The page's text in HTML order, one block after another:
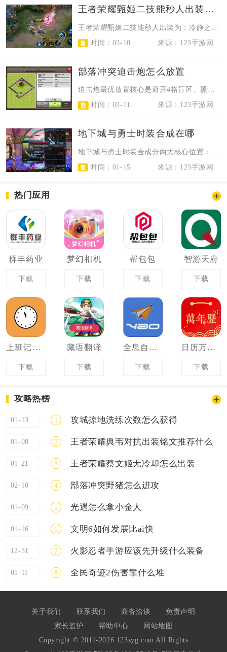
王者荣耀甄姬二技能秒人出装怎么出
时间：03-10
来源：123手游网
部落冲突迫击炮怎么放置
迫击炮最优放置核心是避开4格盲区、覆盖关键路径、形成交叉火力并靠城墙与单点防...
时间：03-11
来源：123手游网
地下城与勇士时装合成在哪
时间：01-15
来源：123手游网
热门应用
群丰药业
下载
梦幻相机
下载
帮包包
下载
智游天府
下载
上班记工时
下载
藏语翻译
下载
全息自然拼读法
下载
日历万年历
下载
攻略热榜
01-13 1 攻城掠地洗练次数怎么获得
01-08 2 王者荣耀典韦对抗出装铭文推荐什么
01-21 3 王者荣耀蔡文姬无冷却怎么出装
02-10 4 部落冲突野猪怎么进攻
01-09 5 光遇怎么拿小金人
01-16 6 文明6如何发展比ai快
12-31 7 火影忍者手游应该先升级什么装备
01-11 8 全民奇迹2伤害靠什么堆
关于我们 联系我们 商务洽谈
免责声明
家长监护
帮助中心
网站地图
Copyright © 2011-2026 123syg.com All Rights